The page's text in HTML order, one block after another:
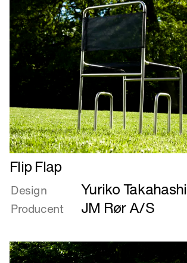
Læs
mere
om
Flip
Flap
Flip Flap
Design Yuriko Takahashi
Producent JM Rør A/S